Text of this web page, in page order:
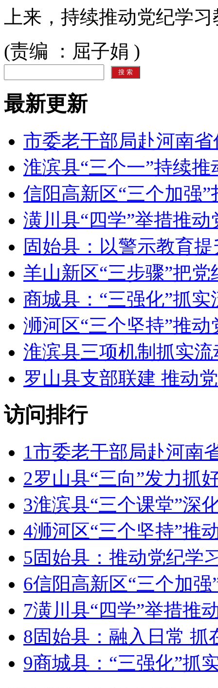
上来，持续推动党纪学
(责编 ：屈子娟 )
最新更新
市委老干部局赴河南
淮滨县“三个一”持续
信阳高新区“三个加强
潢川县“四学”举措推
固始县：以警示教育
羊山新区“三步骤”把
商城县：“三强化”抓
浉河区“三个坚持”推
淮滨县三项机制抓实
罗山县支部联建 推动
访问排行
1市委老干部局赴河南
2罗山县“三向”发力抓
3淮滨县“三个课堂”深
4浉河区“三个坚持”推
5固始县：推动党纪学
6信阳高新区“三个加
7潢川县“四学”举措推
8固始县：融入日常
9商城县：“三强化”抓